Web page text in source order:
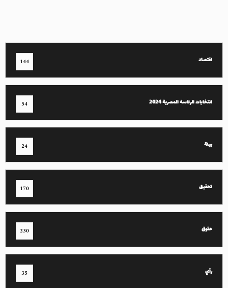
اقتصاد 144
انتخابات الرئاسة المصرية 2024 54
بيئة 24
تحقيق 170
حقوق 230
رأي 35